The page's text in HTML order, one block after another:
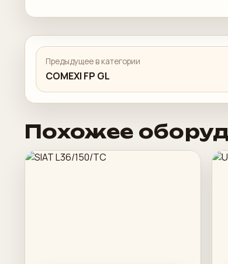
Предыдущее в категории
COMEXI FP GL
Похожее